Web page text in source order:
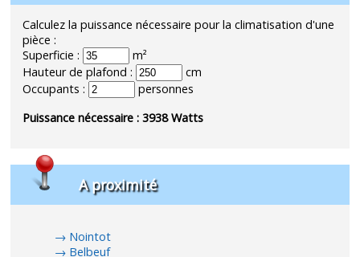
Calculez la puissance nécessaire pour la climatisation d'une
pièce :
Superficie :
m²
Hauteur de plafond :
cm
Occupants :
personnes
Puissance nécessaire :3938Watts
A proximité
Nointot
Belbeuf